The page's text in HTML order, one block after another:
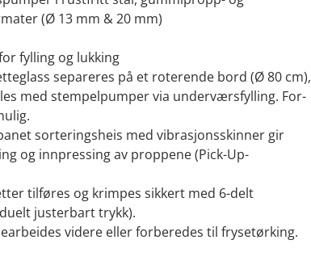
(Ø 13 mm & 20 mm)
fylling og lukking
separeres på et roterende bord (Ø 80 cm),
med stempelpumper via underværsfylling. For-
sorteringsheis med vibrasjonsskinner gir
og innpressing av proppene (Pick-Up-
tilføres og krimpes sikkert med 6-delt
justerbart trykk).
videre eller forberedes til frysetørking.